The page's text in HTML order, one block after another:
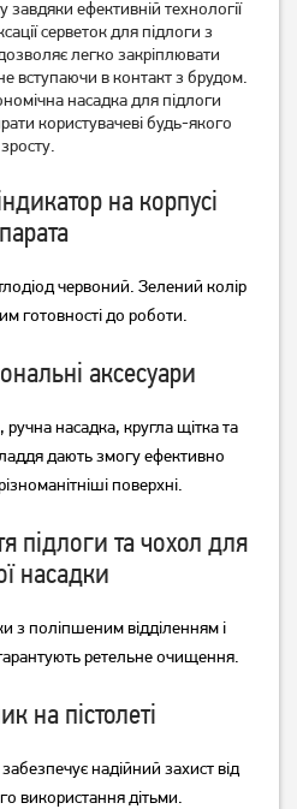
ефективній технології
серветок для підлоги з
легко закріплювати
вступаючи в контакт з брудом.
насадка для підлоги
користувачеві будь-якого
зросту.
на корпусі
червоний. Зелений колір
готовності до роботи.
аксесуари
насадка, кругла щітка та
дають змогу ефективно
поверхні.
підлоги та чохол для
насадки
з поліпшеним відділенням і
ретельне очищення.
на пістолеті
надійний захист від
використання дітьми.